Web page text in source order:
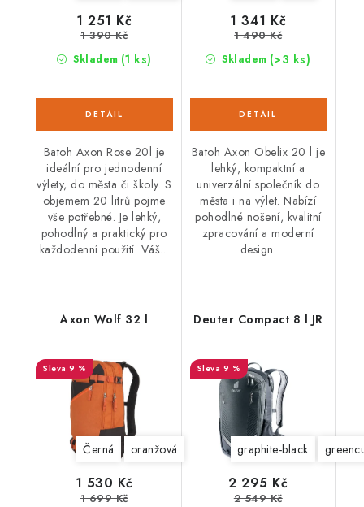
Skladem (1 ks)
1 251 Kč
1 390 Kč
Batoh Axon Rose 20l je
ideální pro jednodenní
výlety, do města či školy. S
objemem 20 litrů pojme
vše potřebné. Je lehký,
pohodlný a praktický pro
každodenní použití. Váš...
Skladem (>3 ks)
1 341 Kč
1 490 Kč
Batoh Axon Obelix 20 l je
lehký, kompaktní a
univerzální společník do
města i na výlet. Nabízí
pohodlné nošení, kvalitní
zpracování a moderní
design.
Axon Wolf 32 l
9 %
Černá oranžová
1 530 Kč
1 699 Kč
Deuter Compact 8 l JR
9 %
graphite-black
2 295 Kč
2 549 Kč